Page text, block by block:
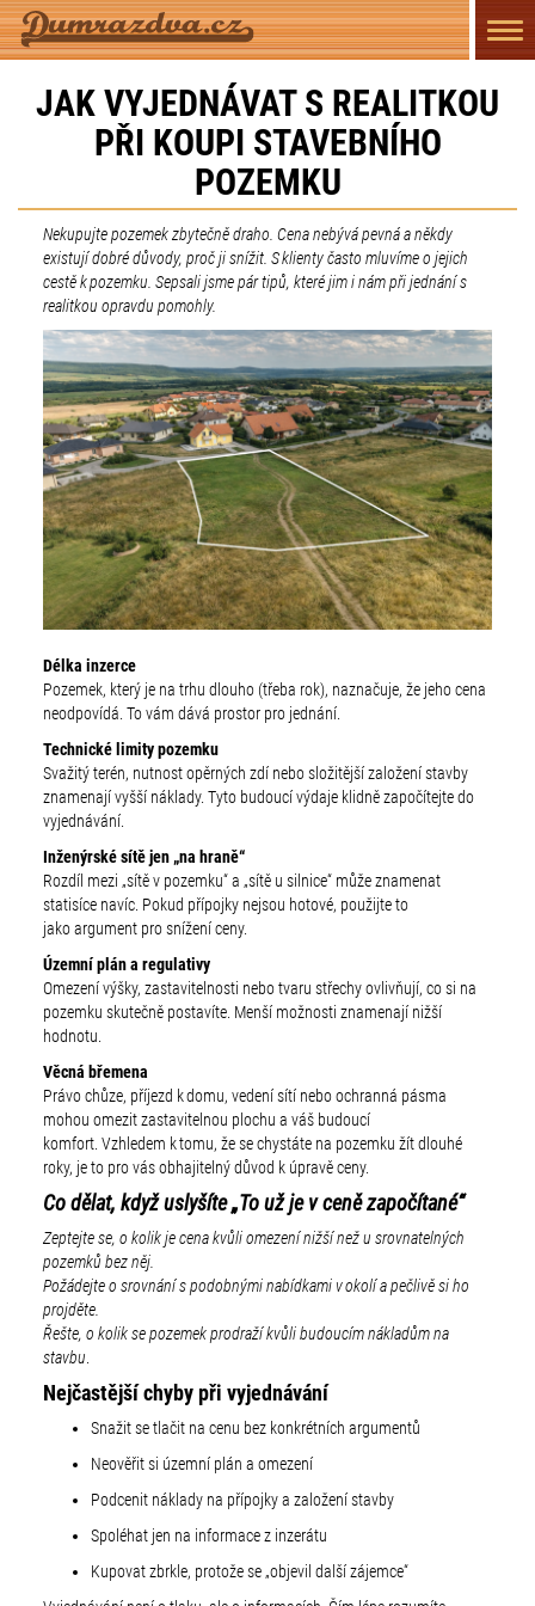
JAK VYJEDNÁVAT S REALITKOU
PŘI KOUPI STAVEBNÍHO
POZEMKU
Nekupujte pozemek zbytečně draho. Cena nebývá pevná a někdy
existují dobré důvody, proč ji snížit. S klienty často mluvíme o jejich
cestě k pozemku. Sepsali jsme pár tipů, které jim i nám při jednání s
realitkou opravdu pomohly.
Délka inzerce
Pozemek, který je na trhu dlouho (třeba rok), naznačuje, že jeho cena
neodpovídá. To vám dává prostor pro jednání.
Technické limity pozemku
Svažitý terén, nutnost opěrných zdí nebo složitější založení stavby
znamenají vyšší náklady. Tyto budoucí výdaje klidně započítejte do
vyjednávání.
Inženýrské sítě jen „na hraně“
Rozdíl mezi „sítě v pozemku“ a „sítě u silnice“ může znamenat
statisíce navíc. Pokud přípojky nejsou hotové, použijte to
jako argument pro snížení ceny.
Územní plán a regulativy
Omezení výšky, zastavitelnosti nebo tvaru střechy ovlivňují, co si na
pozemku skutečně postavíte. Menší možnosti znamenají nižší
hodnotu.
Věcná břemena
Právo chůze, příjezd k domu, vedení sítí nebo ochranná pásma
mohou omezit zastavitelnou plochu a váš budoucí
komfort. Vzhledem k tomu, že se chystáte na pozemku žít dlouhé
roky, je to pro vás obhajitelný důvod k úpravě ceny.
Co dělat, když uslyšíte „To už je v ceně započítané“
Zeptejte se, o kolik je cena kvůli omezení nižší než u srovnatelných
pozemků bez něj.
Požádejte o srovnání s podobnými nabídkami v okolí a pečlivě si ho
projděte.
Řešte, o kolik se pozemek prodraží kvůli budoucím nákladům na
stavbu
Nejčastější chyby při vyjednávání
Snažit se tlačit na cenu bez konkrétních argumentů
Neověřit si územní plán a omezení
Podcenit náklady na přípojky a založení stavby
Spoléhat jen na informace z inzerátu
Kupovat zbrkle, protože se „objevil další zájemce“